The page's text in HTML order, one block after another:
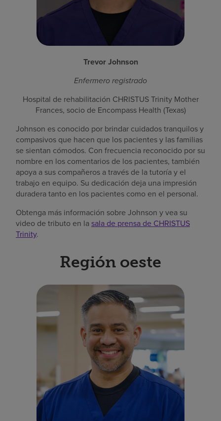
Trevor Johnson
Enfermero registrado
Hospital de rehabilitación CHRISTUS Trinity Mother
Frances, socio de Encompass Health (Texas)
Johnson es conocido por brindar cuidados tranquilos y
compasivos que hacen que los pacientes y las familias
se sientan cómodos. Con frecuencia reconocido por su
nombre en los comentarios de los pacientes, también
apoya a sus compañeros a través de la tutoría y el
trabajo en equipo. Su dedicación deja una impresión
duradera tanto en los pacientes como en el personal.
Obtenga más información sobre Johnson y vea su
video de tributo en la sala de prensa de CHRISTUS
Trinity.
Región oeste